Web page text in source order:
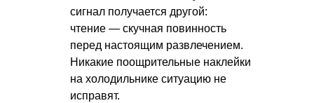
сигнал получается другой:
чтение — скучная повинность
перед настоящим развлечением.
Никакие поощрительные наклейки
на холодильнике ситуацию не
исправят.